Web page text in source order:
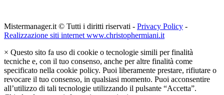
Mistermanager.it © Tutti i diritti riservati - Privacy Policy -
Realizzazione siti internet www.christophermiani.it
× Questo sito fa uso di cookie o tecnologie simili per finalità
tecniche e, con il tuo consenso, anche per altre finalità come
specificato nella cookie policy. Puoi liberamente prestare, rifiutare o
revocare il tuo consenso, in qualsiasi momento. Puoi acconsentire
all’utilizzo di tali tecnologie utilizzando il pulsante “Accetta”.